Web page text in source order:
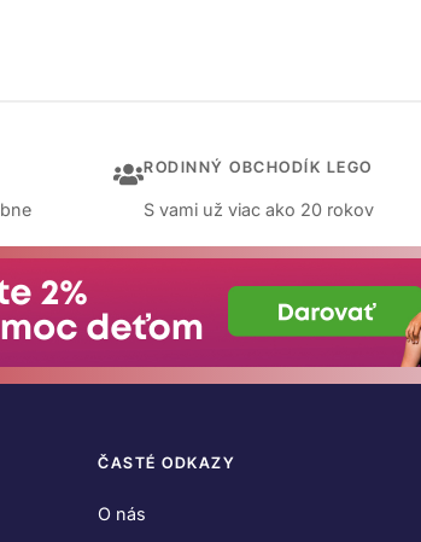
RODINNÝ OBCHODÍK LEGO
S vami už viac ako 20 rokov
ČASTÉ ODKAZY
O nás